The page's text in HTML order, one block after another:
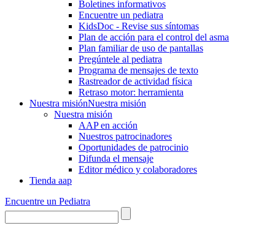
Boletines informativos
Encuentre un pediatra
KidsDoc - Revise sus síntomas
Plan de acción para el control del asma
Plan familiar de uso de pantallas
Pregúntele al pediatra
Programa de mensajes de texto
Rastre​​ador de activida​d física
Retraso motor: herramienta
Nuestra misiónNuestra misión
Nuestra misión
AAP en acción
Nuestros patrocinadores
Oportunidades de patrocinio
Difunda el mensaje
Editor médico y colaboradores
Tienda aap
Encuentre un Pediatra